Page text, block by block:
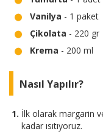
Vanilya - 1 paket
Çikolata - 220 gr
Krema - 200 ml
Nasıl Yapılır?
İlk olarak margarin
kadar ısıtıyoruz.